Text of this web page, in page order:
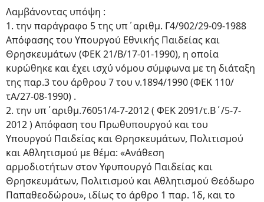
Λαμβάνοντας υπόψη :
1. την παράγραφο 5 της υπ΄αριθμ. Γ4/902/29-09-1988
Απόφασης του Υπουργού Εθνικής Παιδείας και
Θρησκευμάτων (ΦΕΚ 21/Β/17-01-1990), η οποία
κυρώθηκε και έχει ισχύ νόμου σύμφωνα με τη διάταξη
της παρ.3 του άρθρου 7 του ν.1894/1990 (ΦΕΚ 110/
τΑ/27-08-1990) .
2. την υπ΄αριθμ.76051/4-7-2012 ( ΦΕΚ 2091/τ.Β΄/5-7-
2012 ) Απόφαση του Πρωθυπουργού και του
Υπουργού Παιδείας και Θρησκευμάτων, Πολιτισμού
και Αθλητισμού με θέμα: «Ανάθεση
αρμοδιοτήτων στον Υφυπουργό Παιδείας και
Θρησκευμάτων, Πολιτισμού και Αθλητισμού Θεόδωρο
Παπαθεοδώρου», ιδίως το άρθρο 1 παρ. 1δ, και το